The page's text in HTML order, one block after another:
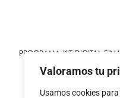
Valoramos tu
Usamos cookies
PROGRAMA KIT DIGITAL